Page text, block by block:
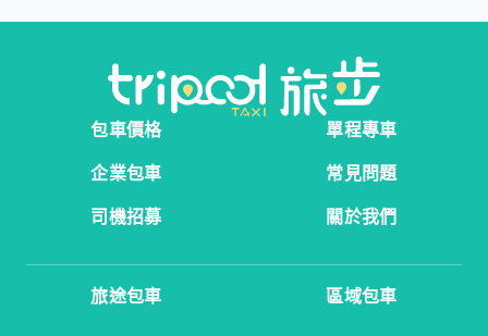
包車價格
單程專車
企業包車
常見問題
司機招募
關於我們
旅途包車 區域包車